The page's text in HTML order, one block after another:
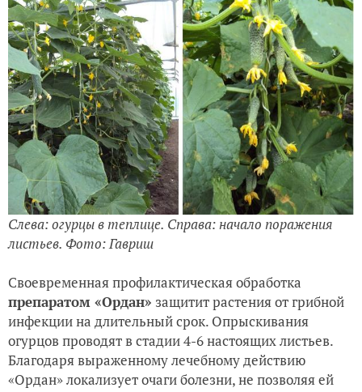
Слева: огурцы в теплице. Справа: начало поражения
листьев. Фото: Гавриш
Своевременная профилактическая обработка
препаратом «Ордан» защитит растения от грибной
инфекции на длительный срок. Опрыскивания
огурцов проводят в стадии 4-6 настоящих листьев.
Благодаря выраженному лечебному действию
«Ордан» локализует очаги болезни, не позволяя ей